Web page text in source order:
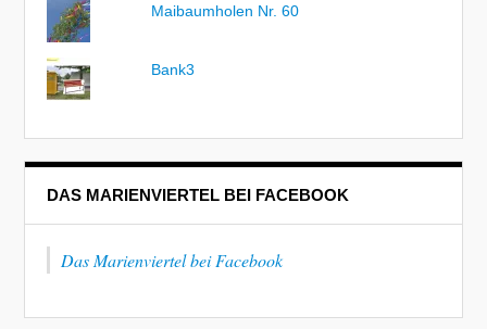
Maibaumholen Nr. 60
Bank3
DAS MARIENVIERTEL BEI FACEBOOK
Das Marienviertel bei Facebook